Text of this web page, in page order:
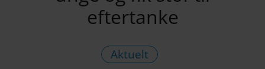
eftertanke
Aktuelt